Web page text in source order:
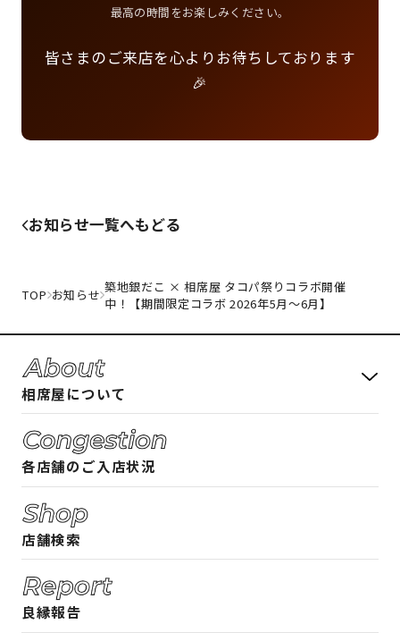
最高の時間をお楽しみください。
皆さまのご来店を心よりお待ちしております
🎉
お知らせ一覧へもどる
TOP お知らせ 築地銀だこ × 相席屋 タコパ祭りコラボ開催
中！【期間限定コラボ 2026年5月〜6月】
相席屋について
料金システム
フード・ドリンクメニュー
相席屋ガイド 女性編
相席屋ガイド 男性編
ご入店時のルール
よくある質問
各店舗のご入店状況
店舗検索
良縁報告